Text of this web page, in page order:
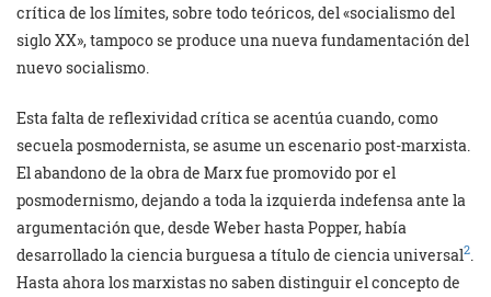
crítica de los límites, sobre todo teóricos, del «socialismo del
siglo XX», tampoco se produce una nueva fundamentación del
nuevo socialismo.
Esta falta de reflexividad crítica se acentúa cuando, como
secuela posmodernista, se asume un escenario post-marxista.
El abandono de la obra de Marx fue promovido por el
posmodernismo, dejando a toda la izquierda indefensa ante la
argumentación que, desde Weber hasta Popper, había
desarrollado la ciencia burguesa a título de ciencia universal2
Hasta ahora los marxistas no saben distinguir el concepto de